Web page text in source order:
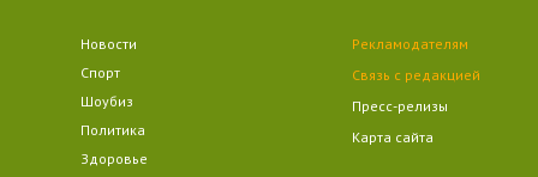
Новости
Спорт
Шоубиз
Политика
Здоровье
Рекламодателям
Связь с редакцией
Пресс-релизы
Карта сайта